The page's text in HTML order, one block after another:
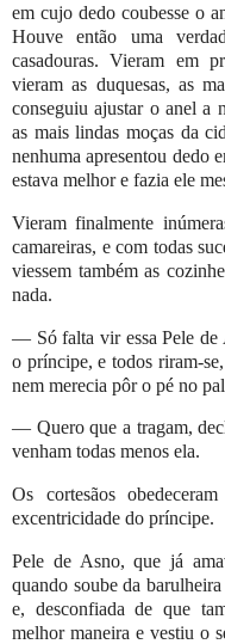
em cujo dedo coubesse o
Houve então uma
casadouras. Vieram em
vieram as duquesas, as
conseguiu ajustar o anel a
as mais lindas moças da
nenhuma apresentou dedo
estava melhor e fazia ele
Vieram finalmente
camareiras, e com todas
viessem também as
nada.
— Só falta vir essa Pele de
o príncipe, e todos riram-
nem merecia pôr o pé no
— Quero que a tragam,
venham todas menos ela.
Os cortesãos
excentricidade do príncipe.
Pele de Asno, que já
quando soube da
e, desconfiada de que
melhor maneira e vestiu o